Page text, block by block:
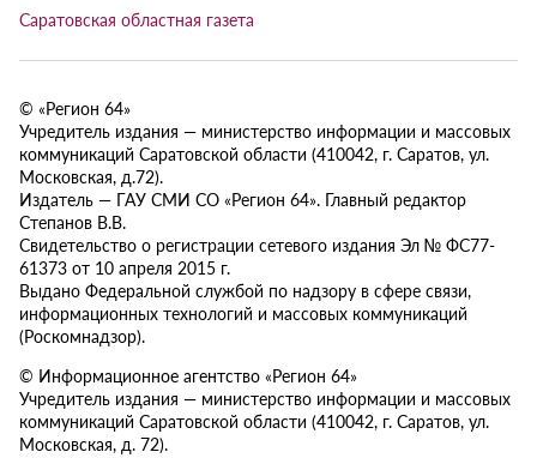
Саратовская областная газета
© «Регион 64»
Учредитель издания — министерство информации и массовых
коммуникаций Саратовской области (410042, г. Саратов, ул.
Московская, д.72).
Издатель — ГАУ СМИ СО «Регион 64». Главный редактор
Степанов В.В.
Свидетельство о регистрации сетевого издания Эл № ФС77-
61373 от 10 апреля 2015 г.
Выдано Федеральной службой по надзору в сфере связи,
информационных технологий и массовых коммуникаций
(Роскомнадзор).
© Информационное агентство «Регион 64»
Учредитель издания — министерство информации и массовых
коммуникаций Саратовской области (410042, г. Саратов, ул.
Московская, д. 72).